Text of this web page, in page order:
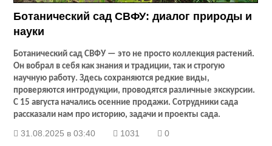
Ботанический сад СВФУ: диалог природы и
науки
Ботанический сад СВФУ — это не просто коллекция растений.
Он вобрал в себя как знания и традиции, так и строгую
научную работу. Здесь сохраняются редкие виды,
проверяются интродукции, проводятся различные экскурсии.
С 15 августа начались осенние продажи. Сотрудники сада
рассказали нам про историю, задачи и проекты сада.
31.08.2025 в 03:40 1031 0